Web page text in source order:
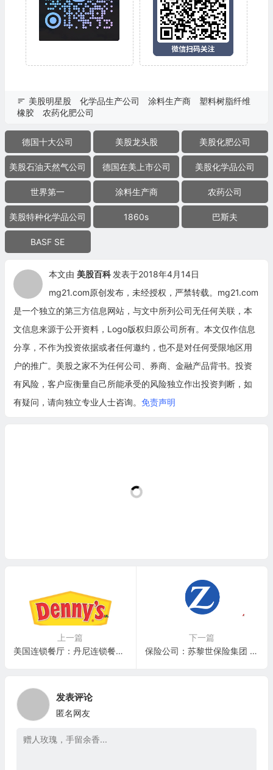
美股明星股 化学品生产公司 涂料生产商
塑料树脂纤维
橡胶
农药化肥公司
德国十大公司 美股龙头股 美股化肥公司
美股石油天然气公司 德国在美上市公司 美股化学品公司
世界第一 涂料生产商 农药公司
美股特种化学品公司 1860s 巴斯夫
BASF SE
本文由 美股百科 发表于2018年4月14日
mg21.com原创发布，未经授权，严禁转载。mg21.com
是一个独立的第三方信息网站，与文中所列公司无任何关联，本
文信息来源于公开资料，Logo版权归原公司所有。本文仅作信息
分享，不作为投资依据或者任何邀约，也不是对任何受限地区用
户的推广。美股之家不为任何公司、券商、金融产品背书。投资
有风险，客户应衡量自己所能承受的风险独立作出投资判断，如
有疑问，请向独立专业人士咨询。 免责声明
上一篇
美国连锁餐厅：丹尼连锁餐厅Denny’s Corporation(DENN)
下一篇
保险公司：苏黎世保险集团 Zurich Insurance Group(ZURVY)
发表评论
匿名网友